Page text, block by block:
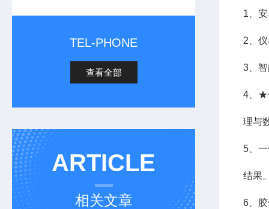
TEL-PHONE
查看全部
ARTICLE
相关文章
1、
2、
3、
4、★
理与
5、
结果
6、